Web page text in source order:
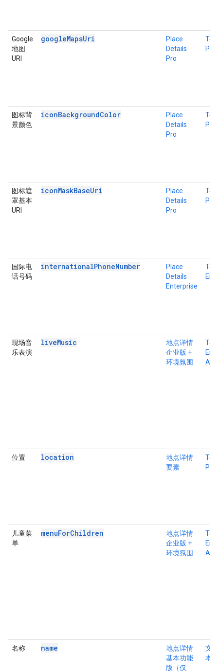
Google
地图
URI
googleMapsUri
Place
Details
Pro
Pro
图标背
景颜色
iconBackgroundColor
Place
Details
Pro
Pro
图标遮
罩基本
URI
iconMaskBaseUri
Place
Details
Pro
Pro
国际电
话号码
internationalPhoneNumber
Place
Details
Enterprise
现场音
乐表演
liveMusic
地点详情
企业版 +
环境氛围
位置 location
地点详情
要素
Pro
儿童菜
单
menuForChildren
地点详情
企业版 +
环境氛围
名称 name
地点详情
基本功能
版（仅
文
本
（